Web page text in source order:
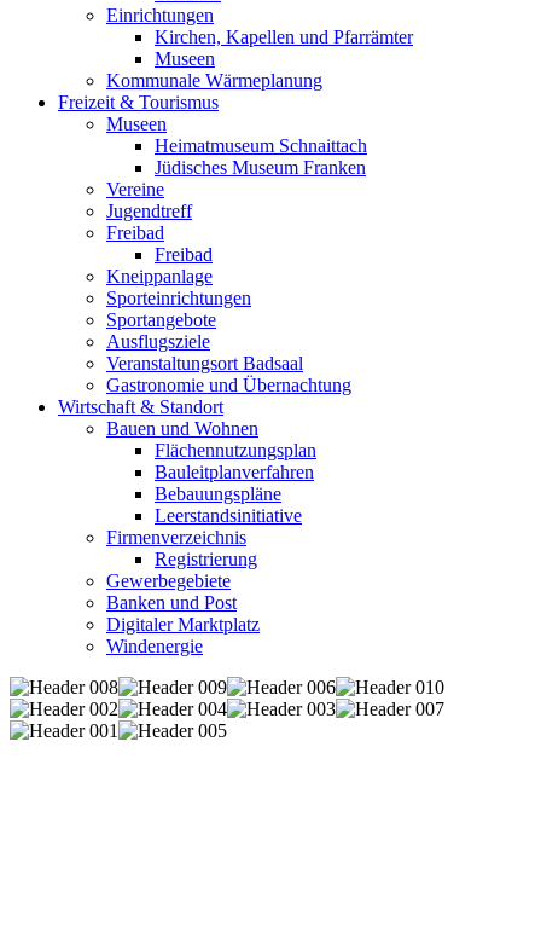
Einrichtungen
Kirchen, Kapellen und Pfarrämter
Museen
Kommunale Wärmeplanung
Freizeit & Tourismus
Museen
Heimatmuseum Schnaittach
Jüdisches Museum Franken
Vereine
Jugendtreff
Freibad
Freibad
Kneippanlage
Sporteinrichtungen
Sportangebote
Ausflugsziele
Veranstaltungsort Badsaal
Gastronomie und Übernachtung
Wirtschaft & Standort
Bauen und Wohnen
Flächennutzungsplan
Bauleitplanverfahren
Bebauungspläne
Leerstandsinitiative
Firmenverzeichnis
Registrierung
Gewerbegebiete
Banken und Post
Digitaler Marktplatz
Windenergie